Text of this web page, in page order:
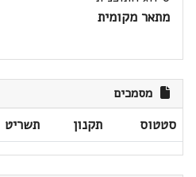
מתאר מקומית
מסמכים
סטטוס תקנון תשריט